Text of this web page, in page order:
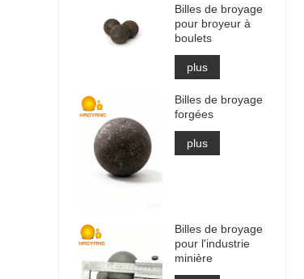
Billes de broyage
pour broyeur à
boulets
plus
Billes de broyage
forgées
plus
Billes de broyage
pour l'industrie
minière